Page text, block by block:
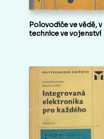
Polovodiče ve vědě, v
technice ve vojenství